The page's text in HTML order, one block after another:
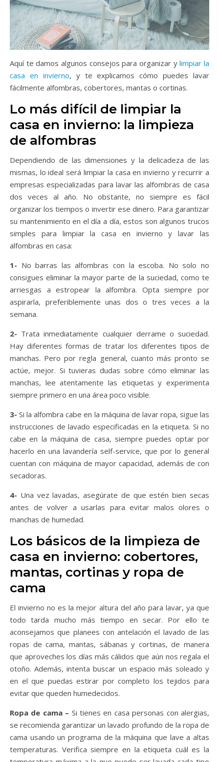
Aquí te damos algunos consejos para organizar ylimpiar la
casa en invierno, y te explicamos cómo puedes lavar
fácilmente alfombras, cobertores, mantas o cortinas.
Lo más difícil de limpiar la
casa en invierno: la limpieza
de alfombras
Dependiendo de las dimensiones y la delicadeza de las
mismas, lo ideal será limpiar la casa en invierno y recurrir a
empresas especializadas para lavar las alfombras de casa
dos veces al año. No obstante, no siempre es fácil
organizar los tiempos o invertir ese dinero. Para garantizar
su mantenimiento en el día a día, estos son algunos trucos
simples para limpiar la casa en invierno y lavar las
alfombras en casa:
1- No barras las alfombras con la escoba. No solo no
consigues eliminar la mayor parte de la suciedad, como te
arriesgas a estropear la alfombra. Opta siempre por
aspirarla, preferiblemente unas dos o tres veces a la
semana.
2- Trata inmediatamente cualquier derrame o suciedad.
Hay diferentes formas de tratar los diferentes tipos de
manchas. Pero por regla general, cuanto más pronto se
actúe, mejor. Si tuvieras dudas sobre cómo eliminar las
manchas, lee atentamente las etiquetas y experimenta
siempre primero en una área poco visible.
3- Si la alfombra cabe en la máquina de lavar ropa, sigue las
instrucciones de lavado especificadas en la etiqueta. Si no
cabe en la máquina de casa, siempre puedes optar por
hacerlo en una lavandería self-service, que por lo general
cuentan con máquina de mayor capacidad, además de con
secadoras.
4- Una vez lavadas, asegúrate de que estén bien secas
antes de volver a usarlas para evitar malos olores o
manchas de humedad.
Los básicos de la limpieza de
casa en invierno: cobertores,
mantas, cortinas y ropa de
cama
El invierno no es la mejor altura del año para lavar, ya que
todo tarda mucho más tiempo en secar. Por ello te
aconsejamos que planees con antelación el lavado de las
ropas de cama, mantas, sábanas y cortinas, de manera
que aproveches los días más cálidos que aún nos regala el
otoño. Además, intenta buscar un espacio más soleado y
en el que puedas estirar por completo los tejidos para
evitar que queden humedecidos.
Ropa de cama – Si tienes en casa personas con alergias,
se recomienda garantizar un lavado profundo de la ropa de
cama usando un programa de la máquina que lave a altas
temperaturas. Verifica siempre en la etiqueta cuál es la